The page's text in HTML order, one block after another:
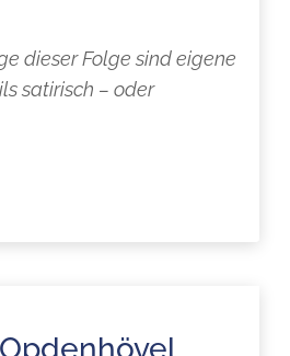
dieser Folge sind eigene
satirisch – oder